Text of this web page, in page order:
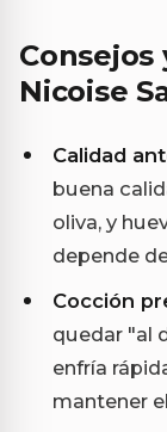
Consejos
Nicoise
Calidad
buena
oliva, y
depende
Cocción
quedar "al
enfría
mantener